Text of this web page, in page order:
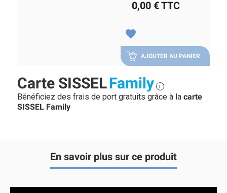
0,00 €TTC
favorite
AJOUTER AU PANIER
Carte SISSELFamily i
Bénéficiez des frais de port gratuits grâce à la carte
SISSEL Family
En savoir plus sur ce produit